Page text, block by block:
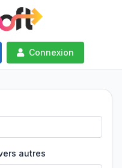
Connexion
autres